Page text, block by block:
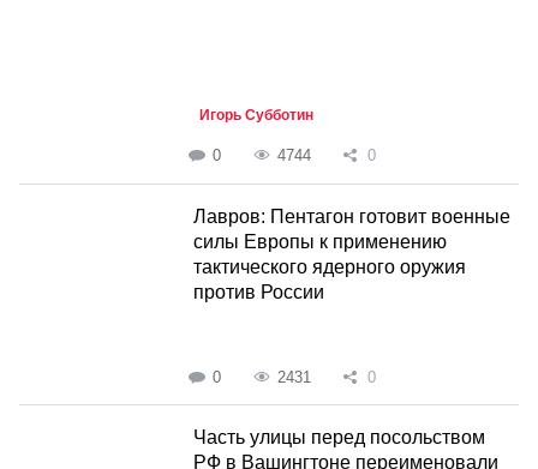
Игорь Субботин
0 4744 0
Лавров: Пентагон готовит военные
силы Европы к применению
тактического ядерного оружия
против России
0 2431 0
Часть улицы перед посольством
РФ в Вашингтоне переименовали